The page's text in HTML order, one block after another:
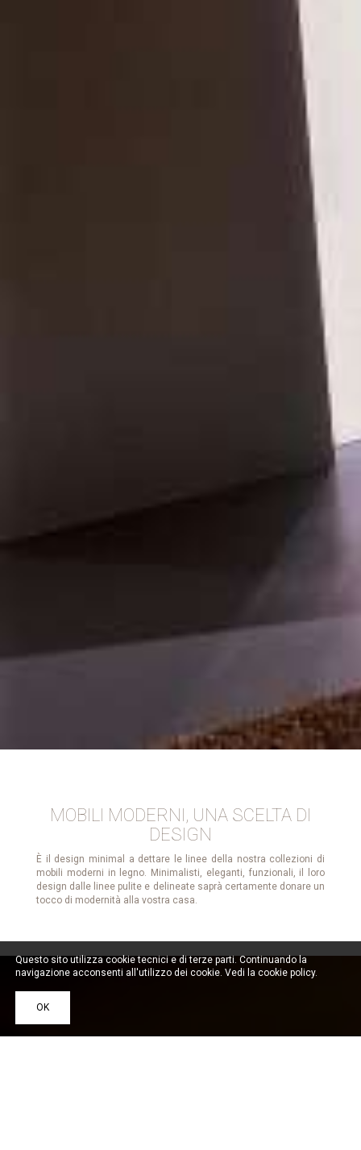
MOBILI MODERNI, UNA SCELTA DI
DESIGN
È il design minimal a dettare le linee della nostra collezioni di
mobili moderni in legno. Minimalisti, eleganti, funzionali, il loro
design dalle linee pulite e delineate saprà certamente donare un
tocco di modernità alla vostra casa.
Questo sito utilizza cookie tecnici e di terze parti. Continuando la
navigazione acconsenti all'utilizzo dei cookie. Vedi lacookie policy.
OK